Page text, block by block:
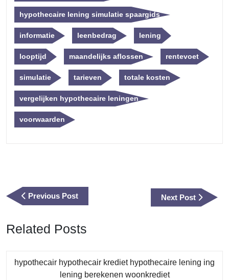
hypothecaire lening simulatie spaargids
informatie leenbedrag lening
looptijd maandelijks aflossen rentevoet
simulatie tarieven totale kosten
vergelijken hypothecaire leningen
voorwaarden
Previous PostPrevious
Post
Next Post
Next
Post
Related Posts
hypothecair hypothecair krediet hypothecaire lening ing
lening berekenen woonkredietCategory